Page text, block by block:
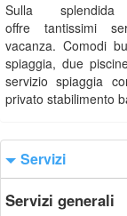
Sulla
offre tantissimi
vacanza. Comodi
spiaggia, due
servizio spiaggia
privato stabilimento
Servizi
Servizi generali